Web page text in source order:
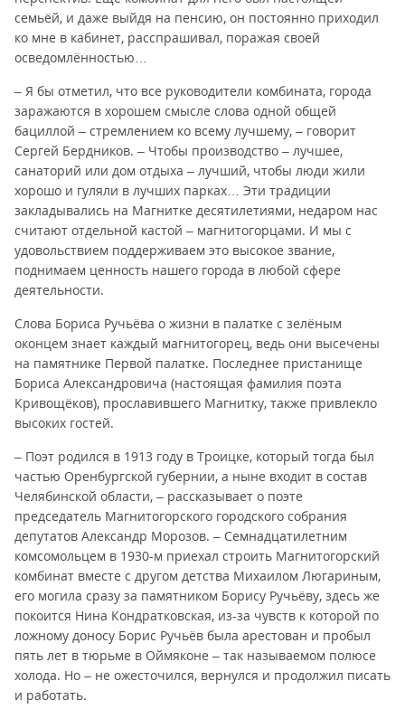
семьёй, и даже выйдя на пенсию, он постоянно приходил
ко мне в кабинет, расспрашивал, поражая своей
осведомлённостью…
– Я бы отметил, что все руководители комбината, города
заражаются в хорошем смысле слова одной общей
бациллой – стремлением ко всему лучшему, – говорит
Сергей Бердников. – Чтобы производство – лучшее,
санаторий или дом отдыха – лучший, чтобы люди жили
хорошо и гуляли в лучших парках… Эти традиции
закладывались на Магнитке десятилетиями, недаром нас
считают отдельной кастой – магнитогорцами. И мы с
удовольствием поддерживаем это высокое звание,
поднимаем ценность нашего города в любой сфере
деятельности.
Слова Бориса Ручьёва о жизни в палатке с зелёным
оконцем знает каждый магнитогорец, ведь они высечены
на памятнике Первой палатке. Последнее пристанище
Бориса Александровича (настоящая фамилия поэта
Кривощёков), прославившего Магнитку, также привлекло
высоких гостей.
– Поэт родился в 1913 году в Троицке, который тогда был
частью Оренбургской губернии, а ныне входит в состав
Челябинской области, – рассказывает о поэте
председатель Магнитогорского городского собрания
депутатов Александр Морозов. – Семнадцатилетним
комсомольцем в 1930-м приехал строить Магнитогорский
комбинат вместе с другом детства Михаилом Люгариным,
его могила сразу за памятником Борису Ручьёву, здесь же
покоится Нина Кондратковская, из-за чувств к которой по
ложному доносу Борис Ручьёв была арестован и пробыл
пять лет в тюрьме в Оймяконе – так называемом полюсе
холода. Но – не ожесточился, вернулся и продолжил писать
и работать.